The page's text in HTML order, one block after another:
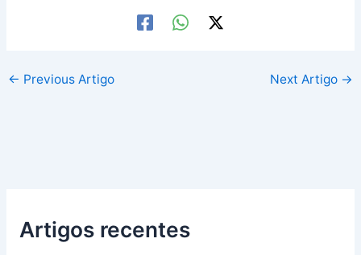
← Previous Artigo Next Artigo →
Artigos recentes